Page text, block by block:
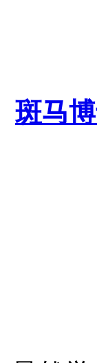
斑马